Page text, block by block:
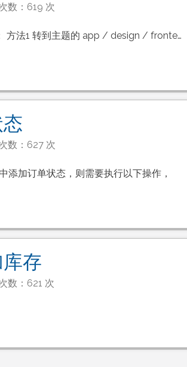
数：619 次
方法1 转到主题的 app / design / fronte…
数：627 次
加订单状态，则需要执行以下操作，
存
数：621 次